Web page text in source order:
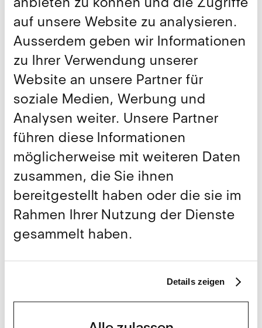
auf unsere Website zu analysieren.
Ausserdem geben wir Informationen
zu Ihrer Verwendung unserer
Website an unsere Partner für
soziale Medien, Werbung und
Analysen weiter. Unsere Partner
führen diese Informationen
möglicherweise mit weiteren Daten
zusammen, die Sie ihnen
bereitgestellt haben oder die sie im
Rahmen Ihrer Nutzung der Dienste
gesammelt haben.
Details zeigen
Weiterführende Links
Hier gibt's das Interview
Hier geht's zur NZZ
Teilen
Weitere Publikationen
Alle anzeigen